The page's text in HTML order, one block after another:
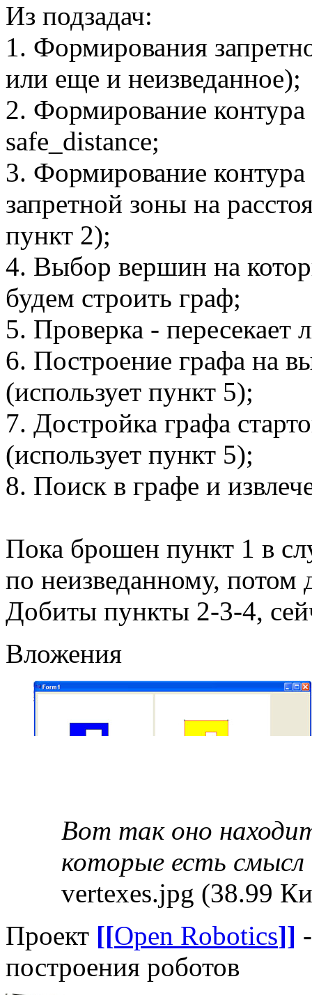
Из подзадач:
1. Формирования
или еще и неизведанное);
2. Формирование контура
safe_distance;
3. Формирование контура
запретной зоны на
пункт 2);
4. Выбор вершин на
будем строить граф;
5. Проверка - пересекает
6. Построение графа на
(использует пункт 5);
7. Достройка графа
(использует пункт 5);
8. Поиск в графе и
Пока брошен пункт 1 в
по неизведанному, потом
Добиты пункты 2-3-4,
Вложения
Вот так оно
которые есть
vertexes.jpg (38.99
Проект [[Open Robotics]]
построения роботов